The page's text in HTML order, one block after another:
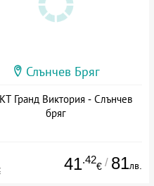
Слънчев Бряг
Гранд Виктория - Слънчев
бряг
41.42
€ / 81лв.